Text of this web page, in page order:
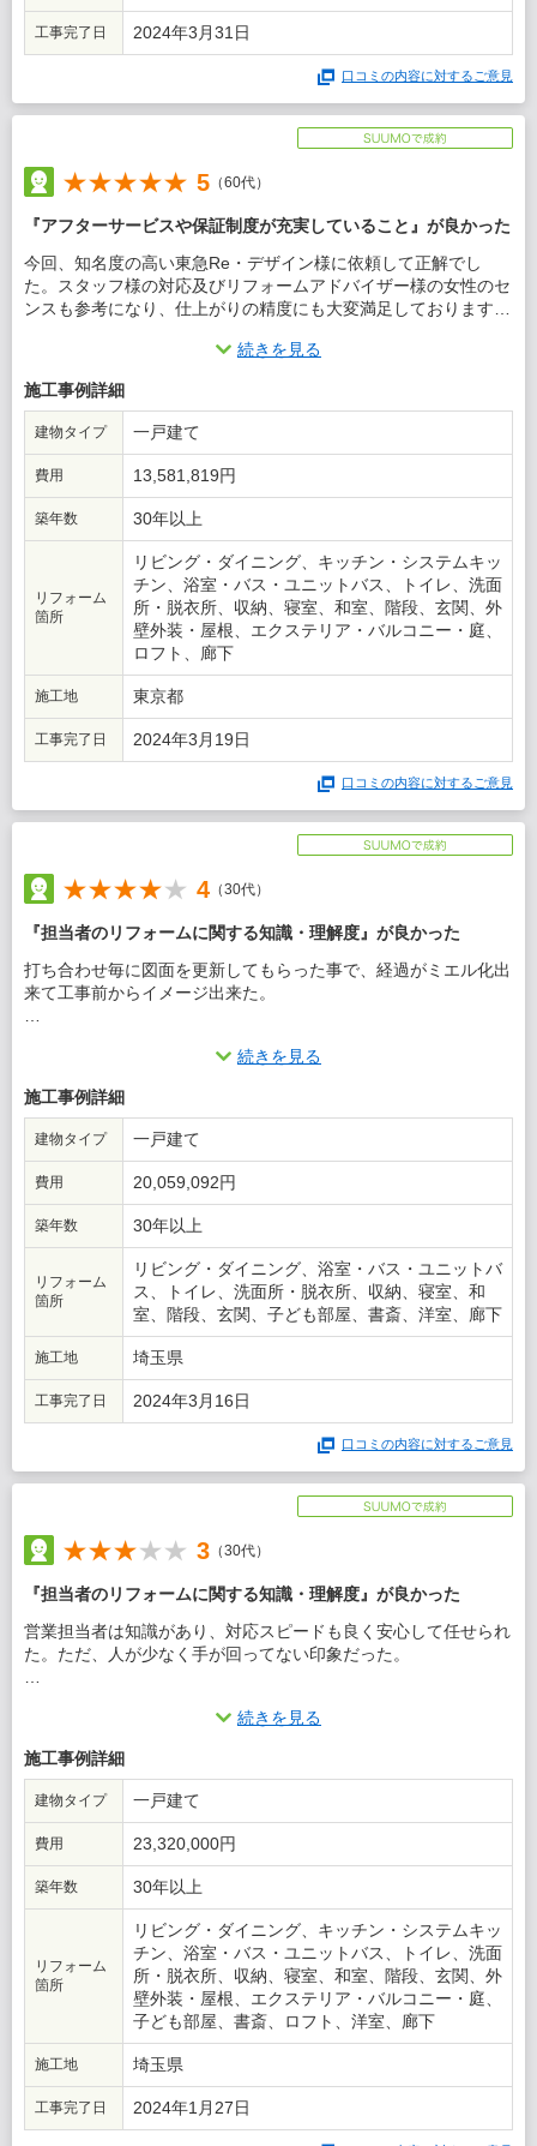
工事完了日 2024年3月31日
口コミの内容に対するご意見
5 （60代）
『アフターサービスや保証制度が充実していること』が良かった
今回、知名度の高い東急Re・デザイン様に依頼して正解でし
た。スタッフ様の対応及びリフォームアドバイザー様の女性のセ
ンスも参考になり、仕上がりの精度にも大変満足しております。
この会社に決めた理由
東急リバブル（不動産）は大企業であり、信頼性の観点から東急
Re・デザイン様に決めました。
続きを見る
施工事例詳細
建物タイプ 一戸建て
費用 13,581,819円
築年数 30年以上
リフォーム
箇所
リビング・ダイニング、キッチン・システムキッ
チン、浴室・バス・ユニットバス、トイレ、洗面
所・脱衣所、収納、寝室、和室、階段、玄関、外
壁外装・屋根、エクステリア・バルコニー・庭、
ロフト、廊下
施工地 東京都
工事完了日 2024年3月19日
口コミの内容に対するご意見
4 （30代）
『担当者のリフォームに関する知識・理解度』が良かった
打ち合わせ毎に図面を更新してもらった事で、経過がミエル化出
来て工事前からイメージ出来た。
明、また担当者の人柄で選びました。
続きを見る
施工事例詳細
建物タイプ 一戸建て
費用 20,059,092円
築年数 30年以上
リフォーム
箇所
リビング・ダイニング、浴室・バス・ユニットバ
ス、トイレ、洗面所・脱衣所、収納、寝室、和
室、階段、玄関、子ども部屋、書斎、洋室、廊下
施工地 埼玉県
工事完了日 2024年3月16日
口コミの内容に対するご意見
3 （30代）
『担当者のリフォームに関する知識・理解度』が良かった
営業担当者は知識があり、対応スピードも良く安心して任せられ
た。ただ、人が少なく手が回ってない印象だった。
れたため。（他社は営業担当者の提案が下手すぎた）
続きを見る
施工事例詳細
建物タイプ 一戸建て
費用 23,320,000円
築年数 30年以上
リフォーム
箇所
リビング・ダイニング、キッチン・システムキッ
チン、浴室・バス・ユニットバス、トイレ、洗面
所・脱衣所、収納、寝室、和室、階段、玄関、外
壁外装・屋根、エクステリア・バルコニー・庭、
子ども部屋、書斎、ロフト、洋室、廊下
施工地 埼玉県
工事完了日 2024年1月27日